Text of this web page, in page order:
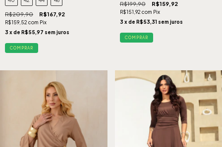
R$209,90 R$167,92
R$159,52 com Pix
3 x de R$55,97 sem juros
COMPRAR
R$199,90 R$159,92
R$151,92 com Pix
3 x de R$53,31 sem juros
COMPRAR